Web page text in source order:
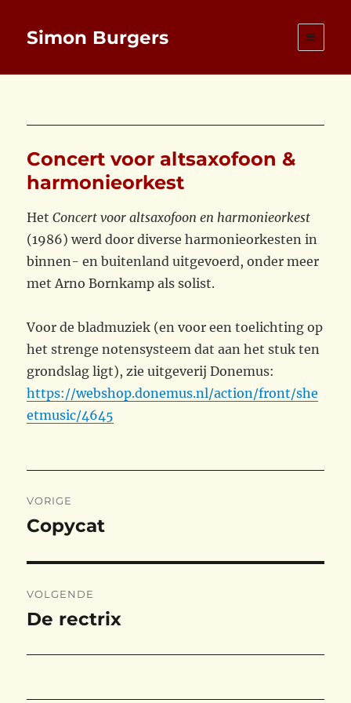
Simon Burgers
Concert voor altsaxofoon &
harmonieorkest
HetConcert voor altsaxofoon en harmonieorkest
(1986) werd door diverse harmonieorkesten in
binnen- en buitenland uitgevoerd, onder meer
met Arno Bornkamp als solist.
Voor de bladmuziek (en voor een toelichting op
het strenge notensysteem dat aan het stuk ten
grondslag ligt), zie uitgeverij Donemus:
https://webshop.donemus.nl/action/front/she
etmusic/4645
navigatie
VORIGE
Vorig
Copycat
VOLGENDE
Volgend
De rectrix